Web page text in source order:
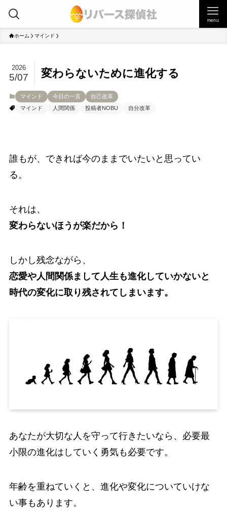
menu
ホーム マインド
変わらないために進化する
2026
5/07
マインド 今日の一言
自己改革
マインド
人間関係 投稿者NOBU 自分改革
誰もが、できれば今のままでいたいと思ってい
る。
それは、
変わらないほうが楽だから！
しかし残念ながら、
恋愛や人間関係まして人生も進化していかないと
時代の変化に取り残されてしまいます。
あなたが大切な人を守って行きたいなら、必要最
小限の進化はしていく勇気も必要です。
年齢を重ねていくと、進化や変化についていけな
い事もあります。